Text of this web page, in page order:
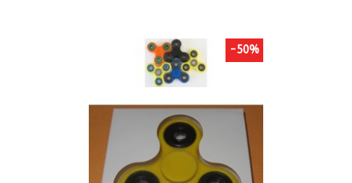
-50%